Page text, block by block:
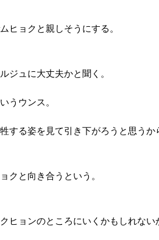
ヒョクと親しそうにする。
ジュに大丈夫かと聞く。
うウンス。
する姿を見て引き下がろうと思うか
クと向き合うという。
ヒョンのところにいくかもしれない